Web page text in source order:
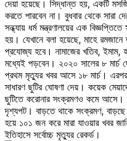
দেয়া হয়েছে। সিদ্ধান্ত হয়, একটি
করতে পারবেন না। বুধবার থেকে সারা
সন্ধ্যায় ধর্ম মন্ত্রণালয়ের এক
হয়। যেখানে বলা হয়েছে, মাহে রমজানে
প্রযোজ্য হবে। নামাজের খতিব, ইমাম,
মধ্যেই পড়বেন। ২০২০ সালের ৮
প্রথম মৃত্যুর খবর আসে ১৮ মার্চ। এরপর
সাধারণ ছুটির ঘোষণা দেয়। কয়েক
ছুটিতে করোনার সংক্রমণও কমে আসে।
দৃশ্যপট। বাড়তে থাকে সংক্রমণ,
হয়ে ১০১ জন করে মারা যাওয়ার খবর
ইতিহাসে সর্বোচ্চ মৃত্যুর রেকর্ড।